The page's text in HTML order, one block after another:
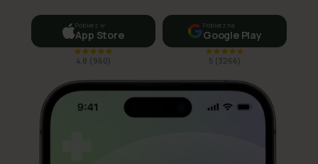
Pobierz w
App Store
4,8 ( 960)
Pobierz na
Google Play
5 (3266)